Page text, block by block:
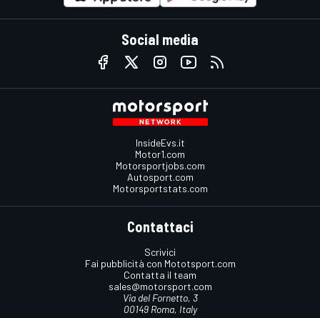
Social media
InsideEvs.it
Motor1.com
Motorsportjobs.com
Autosport.com
Motorsportstats.com
Contattaci
Scrivici
Fai pubblicità con Mototsport.com
Contatta il team
sales@motorsport.com
Via del Fornetto, 3
00149 Roma, Italy